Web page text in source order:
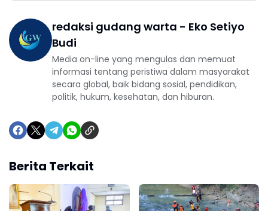
redaksi gudang warta - Eko Setiyo
Budi
Media on-line yang mengulas dan memuat
informasi tentang peristiwa dalam masyarakat
secara global, baik bidang sosial, pendidikan,
politik, hukum, kesehatan, dan hiburan.
Berita Terkait